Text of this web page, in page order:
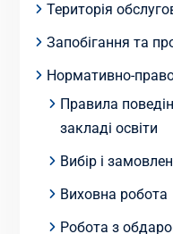
Територія
Запобігання та
Нормативно-
Правила
закладі освіти
Вибір і
Виховна робота
Робота з